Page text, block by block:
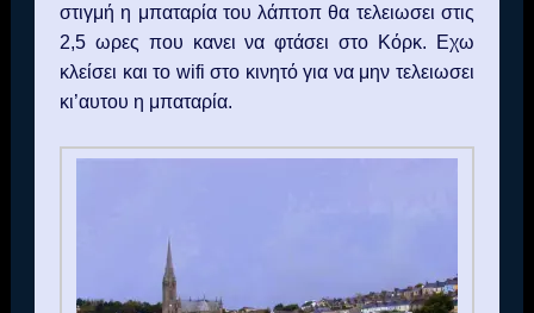
στιγμή η μπαταρία του λάπτοπ θα τελειωσει στις
2,5 ωρες που κανει να φτάσει στο Κόρκ. Εχω
κλείσει και το wifiστο κινητό για να μην τελειωσει
κι’αυτου η μπαταρία.